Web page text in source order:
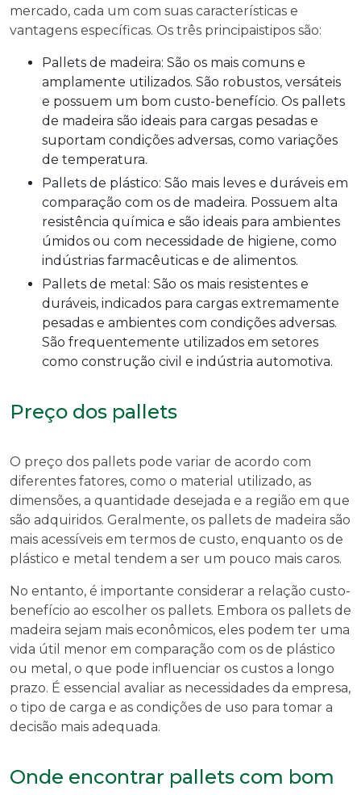
mercado, cada um com suas características e
vantagens específicas. Os três principaistipos são:
Pallets de madeira: São os mais comuns e
amplamente utilizados. São robustos, versáteis
e possuem um bom custo-benefício. Os pallets
de madeira são ideais para cargas pesadas e
suportam condições adversas, como variações
de temperatura.
Pallets de plástico: São mais leves e duráveis em
comparação com os de madeira. Possuem alta
resistência química e são ideais para ambientes
úmidos ou com necessidade de higiene, como
indústrias farmacêuticas e de alimentos.
Pallets de metal: São os mais resistentes e
duráveis, indicados para cargas extremamente
pesadas e ambientes com condições adversas.
São frequentemente utilizados em setores
como construção civil e indústria automotiva.
Preço dos pallets
O preço dos pallets pode variar de acordo com
diferentes fatores, como o material utilizado, as
dimensões, a quantidade desejada e a região em que
são adquiridos. Geralmente, os pallets de madeira são
mais acessíveis em termos de custo, enquanto os de
plástico e metal tendem a ser um pouco mais caros.
No entanto, é importante considerar a relação custo-
benefício ao escolher os pallets. Embora os pallets de
madeira sejam mais econômicos, eles podem ter uma
vida útil menor em comparação com os de plástico
ou metal, o que pode influenciar os custos a longo
prazo. É essencial avaliar as necessidades da empresa,
o tipo de carga e as condições de uso para tomar a
decisão mais adequada.
Onde encontrar pallets com bom